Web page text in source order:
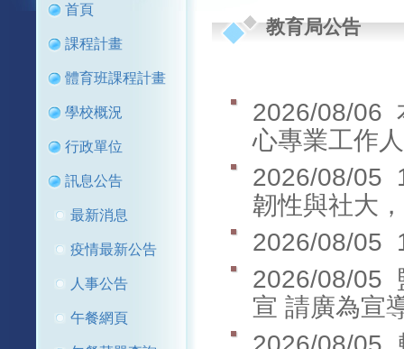
首頁
課程計畫
體育班課程計畫
學校概況
行政單位
訊息公告
最新消息
疫情最新公告
人事公告
午餐網頁
教育局公告
2026/08/06
心專業工作
2026/08/05
韌性與社大
2026/08/05
2026/08/05
宣 請廣為宣